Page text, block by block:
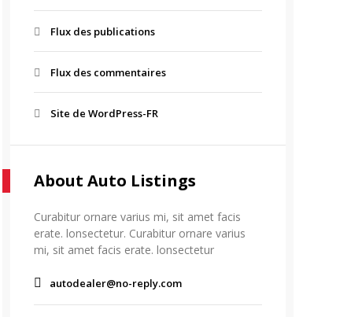
Flux des publications
Flux des commentaires
Site de WordPress-FR
About Auto Listings
Curabitur ornare varius mi, sit amet facis
erate. lonsectetur. Curabitur ornare varius
mi, sit amet facis erate. lonsectetur
autodealer@no-reply.com